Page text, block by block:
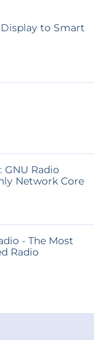
to Smart
Radio
Network Core
- The Most
Radio